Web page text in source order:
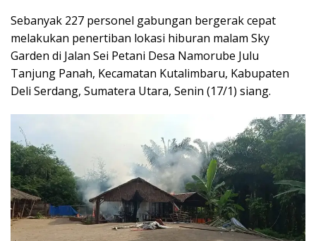
Sebanyak 227 personel gabungan bergerak cepat
melakukan penertiban lokasi hiburan malam Sky
Garden di Jalan Sei Petani Desa Namorube Julu
Tanjung Panah, Kecamatan Kutalimbaru, Kabupaten
Deli Serdang, Sumatera Utara, Senin (17/1) siang.